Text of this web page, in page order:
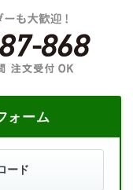
ォーム
ード